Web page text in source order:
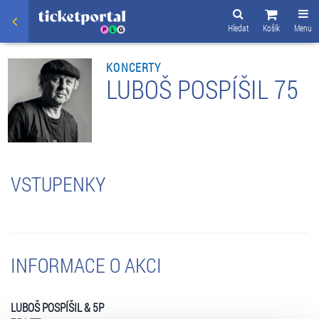
Menu
Košík
Hledat
KONCERTY
LUBOŠ POSPÍŠIL 75
VSTUPENKY
INFORMACE O AKCI
LUBOŠ POSPÍŠIL & 5P